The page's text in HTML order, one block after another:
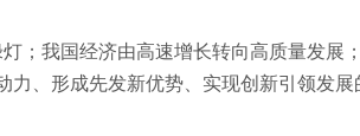
；我国经济由高速增长转向高质量发
、形成先发新优势、实现创新引领发